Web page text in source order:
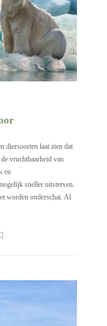
diersoorten laat zien dat
vruchtbaarheid van
en
sneller uitsterven.
worden onderschat. Al